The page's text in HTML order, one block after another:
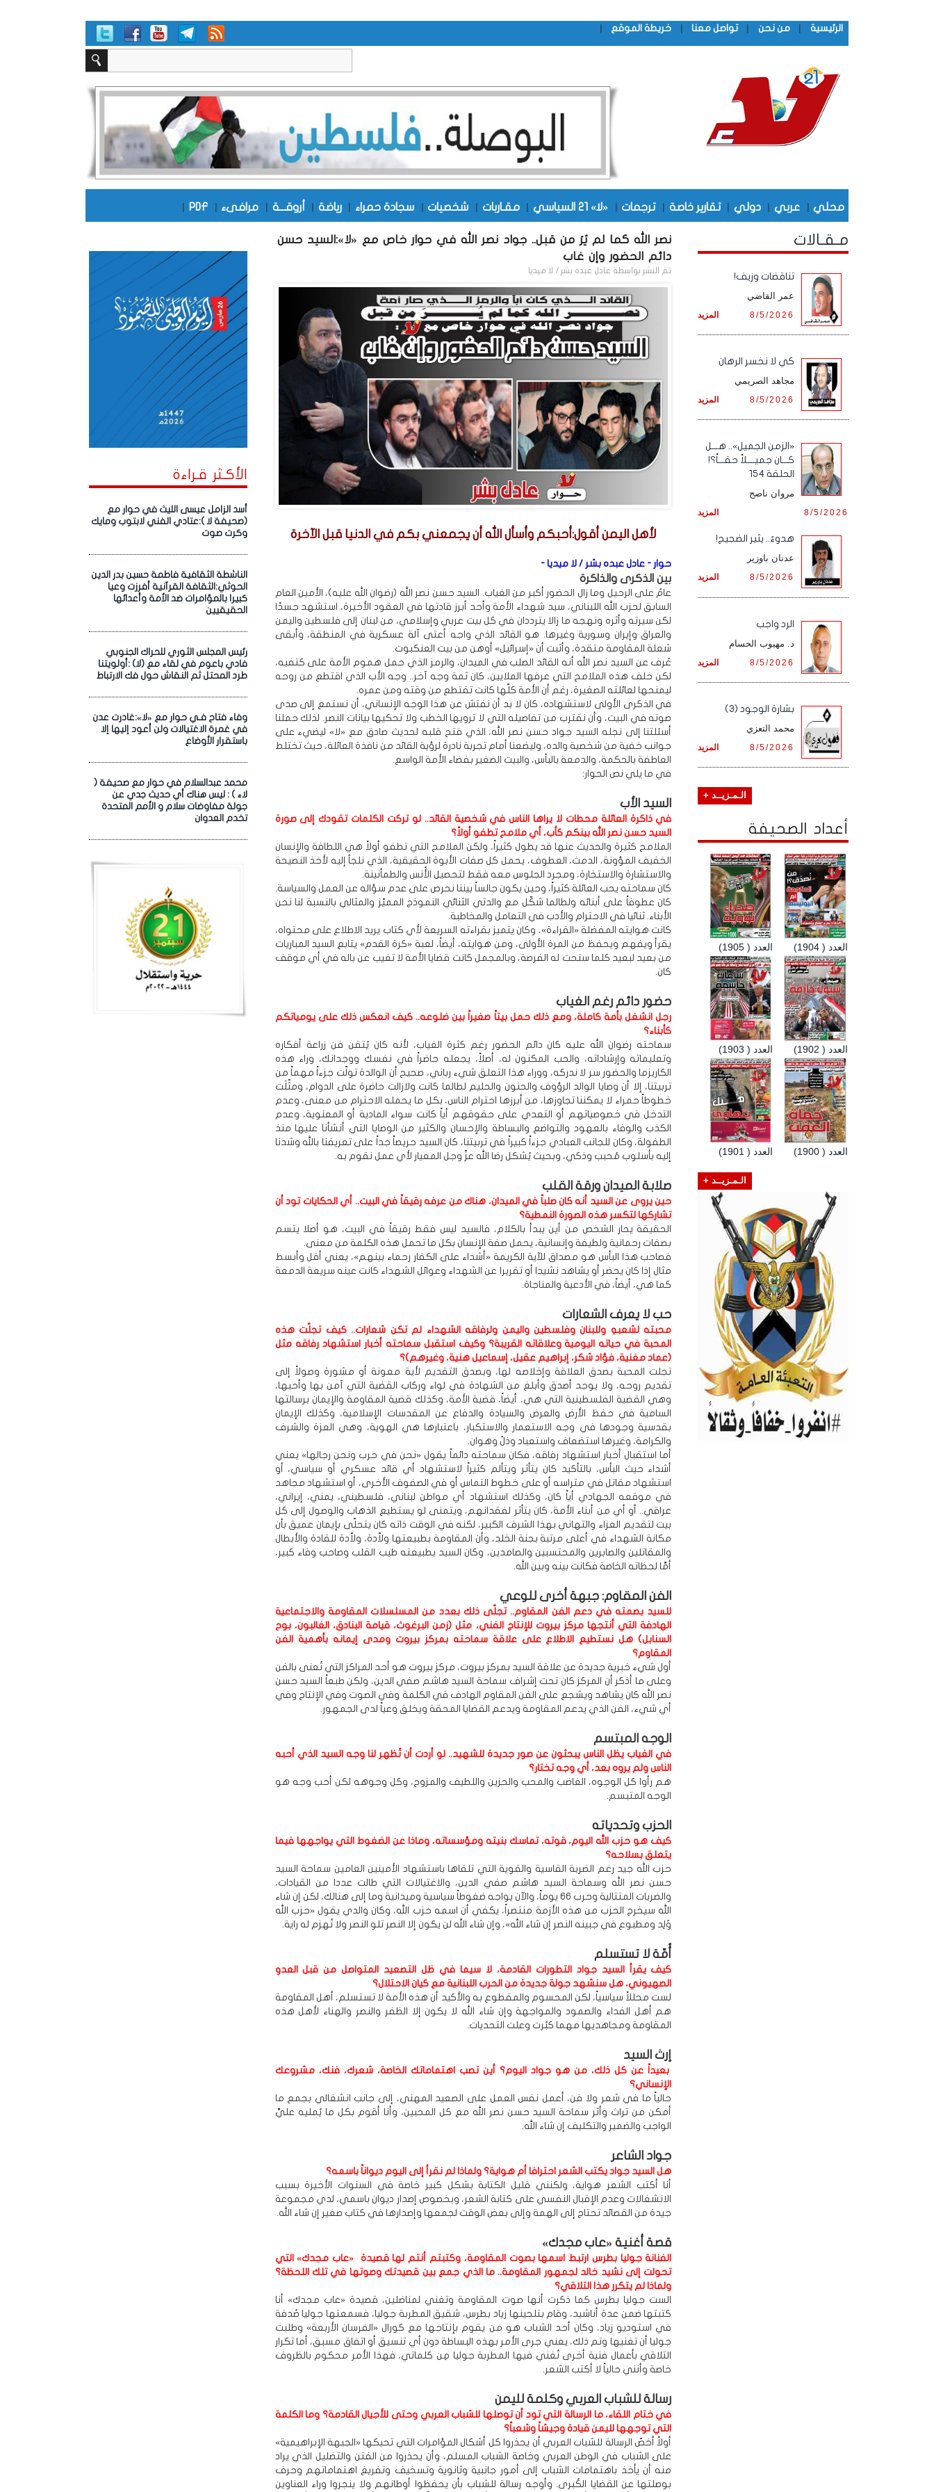
الرئيسية | من نحن | تواصل معنا | خريطة الموقع |
محلي | عربي | دولي | تقارير خاصة | ترجمات | «لا» 21 السياسي | مقـاربات | شخصيات | سجادة حمراء | رياضة | أروقـــة | مرافىء |
PDF
|
الأكـثر قـراءة
أسد الزامل عيسى الليث في حوار مع
(صحيفة لا ):عتادي الفني لابتوب ومايك
وكرت صوت
الناشطة الثقافية فاطمة حسين بدر الدين
الحوثي:الثقافة القرآنية أفرزت وعيا
كبيرا بالمؤامرات ضد الأمة وأعدائها
الحقيقيين
رئيس المجلس الثوري للحراك الجنوبي
فادي باعوم في لقاء مع (لا) :أولويتنا
طرد المحتل ثم النقاش حول فك الارتباط
وفاء فتاح فـي حوار مع «لا»:غادرت عدن
في غمرة الاغتيالات ولن أعود إليها إلا
باستقرار الأوضاع
محمد عبدالسلام في حوار مع صحيفة (
لاء ) : ليس هناك أي حديث جدي عن
جولة مفاوضات سلام و الأمم المتحدة
تخدم العدوان
نصر الله كما لم يُرَ من قبل.. جواد نصر الله في حوار خاص مع «لا»:السيد حسن
دائم الحضور وإن غاب
تم النشر بواسطة عادل عبده بشر / لا ميديا
لأهل اليمن أقول:أحبكم وأسأل الله أن يجمعني بكم في الدنيا قبل الآخرة
حوار - عادل عبده بشر / لا ميديا -
بين الذكرى والذاكرة
عامٌ على الرحيل وما زال الحضور أكبر من الغياب. السيد حسن نصر الله (رضوان الله عليه)، الأمين العام
السابق لحزب الله اللبناني، سيد شهداء الأمة وأحد أبرز قادتها في العقود الأخيرة، استشهد جسدًا
لكن سيرته وأثره ونهجه ما زالا يترددان في كل بيت عربي وإسلامي، من لبنان إلى فلسطين واليمن
والعراق وإيران وسورية وغيرها. هو القائد الذي واجه أعتى آلة عسكرية في المنطقة، وأبقى
شعلة المقاومة متقدة، وأثبت أن «إسرائيل» أوهن من بيت العنكبوت.
عُرف عن السيد نصر الله أنه القائد الصلب في الميدان، والرمز الذي حمل هموم الأمة على كتفيه،
لكن خلف هذه الملامح التي عرفها الملايين، كان ثمة وجه آخر.. وجه الأب الذي اقتطع من روحه
ليمنحها لعائلته الصغيرة، رغم أن الأمة كلّها كانت تقتطع من وقته ومن عمره.
في الذكرى الأولى لاستشهاده، كان لا بد أن نفتش عن هذا الوجه الإنساني، أن نستمع إلى صدى
صوته في البيت، وأن نقترب من تفاصيله التي لا ترويها الخطب ولا تحكيها بيانات النصر. لذلك حملنا
أسئلتنا إلى نجله السيد جواد حسن نصر الله، الذي فتح قلبه لحديث صادق مع «لا» ليضيء على
جوانب خفية من شخصية والده، وليضعنا أمام تجربة نادرة لرؤية القائد من نافذة العائلة، حيث تختلط
العاطفة بالحكمة، والدمعة بالبأس، والبيت الصغير بفضاء الأمة الواسع.
في ما يلي نص الحوار:
السيد الأب
في ذاكرة العائلة محطات لا يراها الناس في شخصية القائد.. لو تركت الكلمات تقودك إلى صورة
السيد حسن نصر الله بينكم كأب، أي ملامح تطفو أولاً؟
الملامح كثيرة والحديث عنها قد يطول كثيراً، ولكن الملامح التي تطفو أولاً هي اللطافة والإنسان
الخفيف المؤونة، الدمث، العطوف، يحمل كل صفات الأبوة الحقيقية، الذي نلجأ إليه لأخذ النصيحة
والاستشارة والاستخارة، ومجرد الجلوس معه فقط لتحصيل الأُنس والطمأنينة.
كان سماحته يحب العائلة كثيراً، وحين يكون جالساً بيننا نحرص على عدم سؤاله عن العمل والسياسة.
كان عطوفاً على أبنائه ولطالما شكّل مع والدتي الثنائي النموذج المميّز والمثالي بالنسبة لنا نحن
الأبناء. ثنائيا في الاحترام والأدب في التعامل والمخاطبة.
كانت هوايته المفضلة «القراءة»، وكان يتميز بقراءته السريعة لأي كتاب يريد الاطلاع على محتواه،
يقرأ ويفهم ويحفظ من المرة الأولى، ومن هوايته، أيضاً، لعبة «كرة القدم» يتابع السيد المباريات
من بعيد لبعيد كلما سنحت له الفرصة، وبالمجمل كانت قضايا الأمة لا تغيب عن باله في أي موقف
كان.
حضور دائم رغم الغياب
رجل انشغل بأمة كاملة، ومع ذلك حمل بيتاً صغيراً بين ضلوعه.. كيف انعكس ذلك على يومياتكم
كأبناء؟
سماحته رضوان الله عليه كان دائم الحضور رغم كثرة الغياب، لأنه كان يُتقن فن زراعة أفكاره
وتعليماته وإرشاداته، والحب المكنون له، أصلاً، يجعله حاضراً في نفسك ووجدانك، وراء هذه
الكاريزما والحضور سر لا ندركه، ووراء هذا التعلق شيء رباني، صحيح أن الوالدة تولّت جزءاً مهماً من
تربيتنا، إلا أن وصايا الوالد الرؤوف والحنون والحليم لطالما كانت ولازالت حاضرة على الدوام، ومثّلَت
خطوطاً حمراء لا يمكننا تجاوزها، من أبرزها احترام الناس، بكل ما يحمله الاحترام من معنى، وعدم
التدخل في خصوصياتهم أو التعدي على حقوقهم أياً كانت سواء المادية أو المعنوية، وعدم
الكذب والوفاء بالعهود والتواضع والبساطة والإحسان والكثير من الوصايا التي أنشأنا عليها منذ
الطفولة، وكان للجانب العبادي جزءاً كبيراً في تربيتنا، كان السيد حريصاً جداً على تعريفنا بالله وشدنا
إليه بأسلوب مُحبب وذكي، وبحيث يُشكل رضا الله عزّ وجل المعيار لأي عمل نقوم به.
صلابة الميدان ورقة القلب
حين يروى عن السيد أنه كان صلباً في الميدان، هناك من عرفه رقيقاً في البيت.. أي الحكايات تود أن
تشاركها لتكسر هذه الصورة النمطية؟
الحقيقة يحار الشخص من أين يبدأ بالكلام، فالسيد ليس فقط رقيقاً في البيت، هو أصلا يتسم
بصفات رحمانية ولطيفة وإنسانية، يحمل صفة الإنسان بكل ما تحمل هذه الكلمة من معنى.
فصاحب هذا البأس هو مصداق للآية الكريمة «أشداء على الكفار رحماء بينهم»، يعني أقل وأبسط
مثال إذا كان يحضر أو يشاهد نشيدا أو تقريرا عن الشهداء وعوائل الشهداء كانت عينه سريعة الدمعة
كما هي، أيضاً، في الأدعية والمناجاة.
حب لا يعرف الشعارات
محبته لشعبهِ وللبنان وفلسطين واليمن ولرفاقه الشهداء لم تكن شعارات.. كيف تجلّت هذه
المحبة في حياته اليومية وعلاقاته القريبة؟ وكيف استقبل سماحته أخبار استشهاد رفاقه مثل
(عماد مغنية، فؤاد شكر، إبراهيم عقيل، إسماعيل هنية، وغيرهم)؟
تجلت المحبة بصدق العلاقة وإخلاصه لها، وبصدق التقديم لأية معونة أو مشورة وصولاً إلى
تقديم روحه، ولا يوجد أصدق وأبلغ من الشهادة في لواء وركاب القضية التي آمن بها وأحبها،
وهي القضية الفلسطينية التي هي، أيضاً، قضية الأمة، وكذلك قضية المقاومة والإيمان برسالتها
السامية في حفظ الأرض والعرض والسيادة والدفاع عن المقدسات الإسلامية، وكذلك الإيمان
بقدسية وجودها في وجه الاستعمار والاستكبار، باعتبارها هي الهوية، وهي العزة والشرف
والكرامة، وغيرها استضعاف واستعباد وذلٌ وهوان.
أما استقبال أخبار استشهاد رفاقه، فكان سماحته دائماً يقول «نحن في حرب ونحن رجالها» يعني
أشداء حيث البأس، بالتأكيد كان يتأثر ويتألم كثيراً لاستشهاد أي قائد عسكري أو سياسي، أو
استشهاد مقاتل في متراسه أو على خطوط التماس أو في الصفوف الأخرى، أو استشهاد مجاهد
في موقعه الجهادي أياً كان، وكذلك استشهاد أي مواطن لبناني، فلسطيني، يمني، إيراني،
عراقي.. أو أي من أبناء الأمة، كان يتأثر لفقدانهم، ويتمنى لو يستطيع الذهاب والوصول إلى كل
بيت لتقديم العزاء والتهاني بهذا الشرف الكبير، لكنه في الوقت ذاته كان يتحلّى بإيمان عميق بأن
مكانة الشهداء في أعلى مرتبة بجنة الخلد، وأن المقاومة بطبيعتها ولاّدة، ولاّدة للقادة والأبطال
والمقاتلين والصابرين والمحتسبين والصامدين، وكان السيد بطبيعته طيب القلب وصاحب وفاء كبير،
أمَّا لحظاته الخاصة فكانت بينه وبين الله.
الفن المقاوم: جبهة أخرى للوعي
للسيد بصمته في دعم الفن المقاوم.. تجلّى ذلك بعدد من المسلسلات المقاومة والاجتماعية
الهادفة التي أنتجها مركز بيروت للإنتاج الفني، مثل (زمن البرغوث، قيامة البنادق، الغالبون، بوح
السنابل) هل نستطيع الاطلاع على علاقة سماحته بمركز بيروت ومدى إيمانه بأهمية الفن
المقاوم؟
أول شيء خبرية جديدة عن علاقة السيد بمركز بيروت، مركز بيروت هو أحد المراكز التي تُعنى بالفن
وعلى ما أذكر أن المركز كان تحت إشراف سماحة السيد هاشم صفي الدين، ولكن طبعاً السيد حسن
نصر الله كان يشاهد ويشجع على الفن المقاوم الهادف في الكلمة وفي الصوت وفي الإنتاج وفي
أي شيء، الفن الذي يدعم المقاومة ويدعم القضايا المحقة ويخلق وعياً لدى الجمهور.
الوجه المبتسم
في الغياب يظل الناس يبحثون عن صور جديدة للشهيد.. لو أردت أن تُظهر لنا وجه السيد الذي أحبه
الناس ولم يروه بعد، أي وجه تختار؟
هم رأوا كل الوجوه، الغاضب والمحب والحزين واللطيف والمزوح، وكل وجوهه لكن أحب وجه هو
الوجه المتبسم.
الحزب وتحدياته
كيف هو حزب الله اليوم، قوته، تماسك بنيته ومؤسساته، وماذا عن الضغوط التي يواجهها فيما
يتعلق بسلاحه؟
حزب الله جيد رغم الضربة القاسية والقوية التي تلقاها باستشهاد الأمينين العامين سماحة السيد
حسن نصر الله وسماحة السيد هاشم صفي الدين، والاغتيالات التي طالت عددا من القيادات،
والضربات المتتالية وحرب 66 يوماً، والآن يواجه ضغوطاً سياسية وميدانية وما إلى هنالك، لكن إن شاء
الله سيخرج الحزب من هذه الأزمة منتصراً، يكفي أن اسمه حزب الله، وكان والدي يقول «حزب الله
وُلِد ومطبوع في جبينه النصر إن شاء الله»، وإن شاء الله لن يكون إلا النصر تلو النصر ولا تُهزم له راية.
أُمّة لا تستسلم
كيف يقرأ السيد جواد التطورات القادمة، لا سيما في ظل التصعيد المتواصل من قبل العدو
الصهيوني، هل سنشهد جولة جديدة من الحرب اللبنانية مع كيان الاحتلال؟
لست محللاً سياسياً، لكن المحسوم والمقطوع به والأكيد أن هذه الأمة لا تستسلم، أهل المقاومة
هم أهل الفداء والصمود والمواجهة وإن شاء الله لا يكون إلا الظفر والنصر والهناء لأهل هذه
المقاومة ومجاهديها مهما كبُرت وعلت التحديات.
إرث السيد
بعيداً عن كل ذلك، من هو جواد اليوم؟ أين تصب اهتماماتك الخاصة، شعرك، فنك، مشروعك
الإنساني؟
حالياً ما في شعر ولا فن، أعمل نفس العمل على الصعيد المهني، إلى جانب انشغالي بجمع ما
أمكن من تراث وأثر سماحة السيد حسن نصر الله مع كل المحبين، وأنا أقوم بكل ما يُمليه عليَّ
الواجب والضمير والتكليف إن شاء الله.
جواد الشاعر
هل السيد جواد يكتب الشعر احترافا أم هواية؟ ولماذا لم نقرأ إلى اليوم ديواناً باسمه؟
أنا أكتب الشعر هواية، ولكنني قليل الكتابة بشكل كبير خاصة في السنوات الأخيرة بسبب
الانشغالات وعدم الإقبال النفسي على كتابة الشعر، وبخصوص إصدار ديوان باسمي، لدي مجموعة
جيدة من القصائد تحتاج إلى الهمة وإلى بعض الوقت لجمعها وإصدارها في كتاب صغير إن شاء الله.
قصة أغنية «عاب مجدك»
الفنانة جوليا بطرس ارتبط اسمها بصوت المقاومة، وكتبتم أنتم لها قصيدة «عاب مجدك» التي
تحولت إلى نشيد خالد لجمهور المقاومة.. ما الذي جمع بين قصيدتك وصوتها في تلك اللحظة؟
ولماذا لم يتكرر هذا التلاقي؟
الست جوليا بطرس كما ذكرت أنها صوت المقاومة وتغني لمناضلين، قصيدة «عاب مجدك» أنا
كتبتها ضمن عدة أناشيد، وقام بتلحينها زياد بطرس، شقيق المطربة جوليا، فسمعتها جوليا صُدفة
في استوديو زياد، وكان أحد الشباب هو من يقوم بإنتاجها مع كورال «الفرسان الأربعة» وطلبت
جوليا أن تغنيها وتم ذلك، يعني جرى الأمر بهذه البساطة دون أي تنسيق أو اتفاق مسبق، أما تكرار
التلاقي بأعمال فنية أخرى تُغني فيها المطربة جوليا مِن كلماتي، فهذا الأمر محكوم بالظروف
خاصة وأنني حالياً لا أكتب الشعر.
رسالة للشباب العربي وكلمة لليمن
في ختام اللقاء، ما الرسالة التي تود أن توصلها للشباب العربي وحتى للأجيال القادمة؟ وما الكلمة
التي توجهها لليمن قيادة وجيشاً وشعباً؟
أولاً أخصّ الرسالة للشباب العربي أن يحذروا كل أشكال المؤامرات التي تحيكها «الجبهة الإبراهيمية»
على الشباب في الوطن العربي وخاصة الشباب المسلم، وأن يحذروا من الفتن والتضليل الذي يراد
منه أن يأخذ باهتمامات الشباب إلى أمور جانبية وثانوية وتسخيف وتفريغ اهتماماتهم وحرف
بوصلتها عن القضايا الكُبرى. وأوجه رسالة للشباب بأن يحفظوا أوطانهم ولا ينجروا وراء العناوين
مـقـالات
تناقضات وزيف!
عمر القاضي
المزيد 8/5/2026
كي لا نخسر الرهان
مجاهد الصريمي
المزيد 8/5/2026
«الزمن الجميل».. هـــل
كـــان جميــــلاً حقـــاً؟!
الحلقة 154
مروان ناصح
المزيد 8/5/2026
هدوءٌ.. يثير الضجيج!
عدنان باوزير
المزيد 8/5/2026
الرد واجب
د. مهيوب الحسام
المزيد 8/5/2026
بشارة الوجود (3)
محمد التعزي
المزيد 8/5/2026
الـمـزيــد +
أعداد الصحيفة
العدد ( 1905) العدد ( 1904)
العدد ( 1903) العدد ( 1902)
العدد ( 1901) العدد ( 1900)
الـمـزيــد +